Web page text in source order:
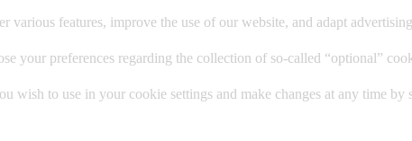
various features, improve the use of our website, and adapt
your preferences regarding the collection of so-called “optional”
wish to use in your cookie settings and make changes at any time by